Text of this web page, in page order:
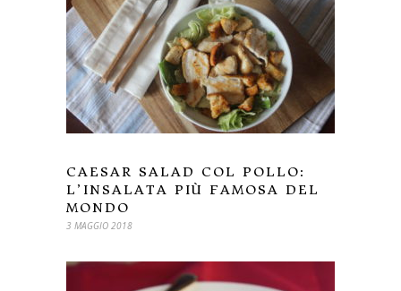
CAESAR SALAD COL POLLO:
L’INSALATA PIÙ FAMOSA DEL
MONDO
3 MAGGIO 2018